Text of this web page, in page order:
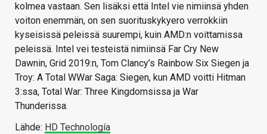
kolmea vastaan. Sen lisäksi että Intel vie nimiinsä yhden
voiton enemmän, on sen suorituskykyero verrokkiin
kyseisissä peleissä suurempi, kuin AMD:n voittamissa
peleissä. Intel vei testeistä nimiinsä Far Cry New
Dawnin, Grid 2019:n, Tom Clancy’s Rainbow Six Siegen ja
Troy: A Total WWar Saga: Siegen, kun AMD voitti Hitman
3:ssa, Total War: Three Kingdomsissa ja War
Thunderissa.
Lähde: HD Technología